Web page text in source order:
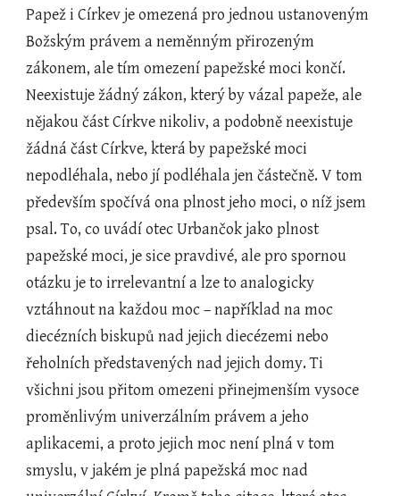
Papež i Církev je omezená pro jednou ustanoveným
Božským právem a neměnným přirozeným
zákonem, ale tím omezení papežské moci končí.
Neexistuje žádný zákon, který by vázal papeže, ale
nějakou část Církve nikoliv, a podobně neexistuje
žádná část Církve, která by papežské moci
nepodléhala, nebo jí podléhala jen částečně. V tom
především spočívá ona plnost jeho moci, o níž jsem
psal. To, co uvádí otec Urbančok jako plnost
papežské moci, je sice pravdivé, ale pro spornou
otázku je to irrelevantní a lze to analogicky
vztáhnout na každou moc – například na moc
diecézních biskupů nad jejich diecézemi nebo
řeholních představených nad jejich domy. Ti
všichni jsou přitom omezeni přinejmenším vysoce
proměnlivým univerzálním právem a jeho
aplikacemi, a proto jejich moc není plná v tom
smyslu, v jakém je plná papežská moc nad